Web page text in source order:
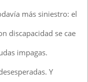
más siniestro: el
discapacidad se cae
impagas.
Y